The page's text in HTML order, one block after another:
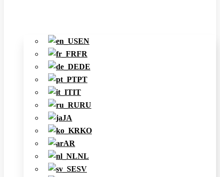
EN
FR
DE
PT
IT
RU
JA
KO
AR
NL
SV